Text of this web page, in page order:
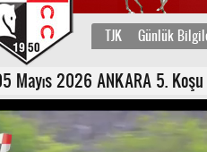
TJK Günlük
Mayıs 2026 ANKARA 5.